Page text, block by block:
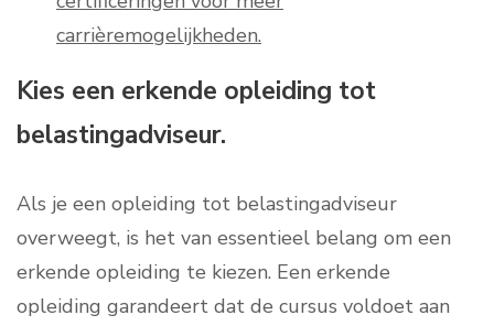
carrièremogelijkheden.
Kies een erkende opleiding tot
belastingadviseur.
Als je een opleiding tot belastingadviseur
overweegt, is het van essentieel belang om een
erkende opleiding te kiezen. Een erkende
opleiding garandeert dat de cursus voldoet aan